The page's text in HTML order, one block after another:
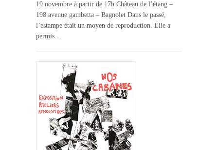
19 novembre à partir de 17h Château de l’étang –
198 avenue gambetta – Bagnolet Dans le passé,
l’estampe était un moyen de reproduction. Elle a
permis…